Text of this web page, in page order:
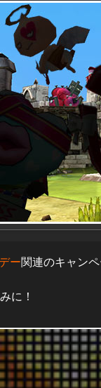
ー関連のキャン
に！